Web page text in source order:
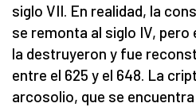
siglo VII. En realidad, la
se remonta al siglo IV, pero
la destruyeron y fue
entre el 625 y el 648. La
arcosolio, que se